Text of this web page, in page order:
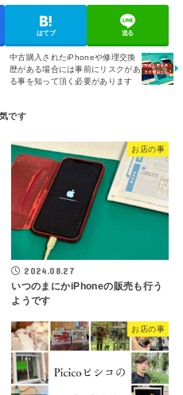
はてブ 送る
中古購入されたiPhoneや修理交換
歴がある場合には事前にリスクがあ
る事を知って頂く必要があります
お店の事
2024.08.27
いつのまにかiPhoneの販売も行う
ようです
お店の事